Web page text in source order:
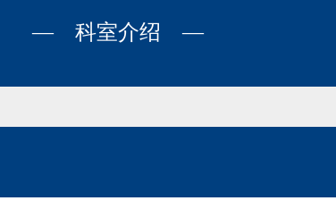
— 科室介绍 —